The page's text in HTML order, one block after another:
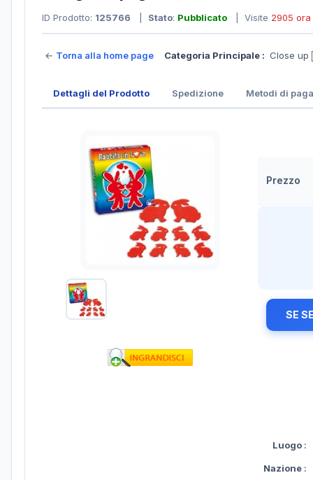
ID Prodotto: 125766 Stato: Pubblicato | Visite 2905 ora
← Torna alla home page Categoria Principale : Close up
Dettagli del Prodotto Spedizione Metodi di
Prezzo
SE
Luogo :
Nazione :